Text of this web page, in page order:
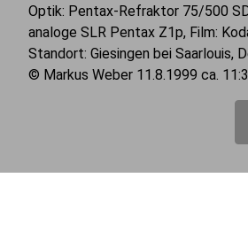
Optik: Pentax-Refraktor 75/500
analoge SLR Pentax Z1p, Film:
Standort: Giesingen bei Saarlouis,
© Markus Weber 11.8.1999 ca.